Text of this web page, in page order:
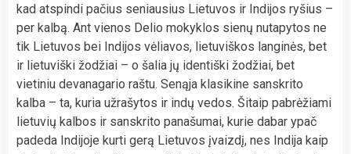
kad atspindi pačius seniausius Lietuvos ir Indijos ryšius –
per kalbą. Ant vienos Delio mokyklos sienų nutapytos ne
tik Lietuvos bei Indijos vėliavos, lietuviškos langinės, bet
ir lietuviški žodžiai – o šalia jų identiški žodžiai, bet
vietiniu devanagario raštu. Senąja klasikine sanskrito
kalba – ta, kuria užrašytos ir indų vedos. Šitaip pabrėžiami
lietuvių kalbos ir sanskrito panašumai, kurie dabar ypač
padeda Indijoje kurti gerą Lietuvos įvaizdį, nes Indija kaip